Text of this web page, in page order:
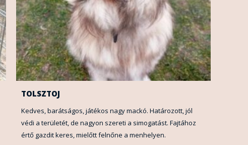
TOLSZTOJ
Kedves, barátságos, játékos nagy mackó. Határozott, jól
védi a területét, de nagyon szereti a simogatást. Fajtához
értő gazdit keres, mielőtt felnőne a menhelyen.